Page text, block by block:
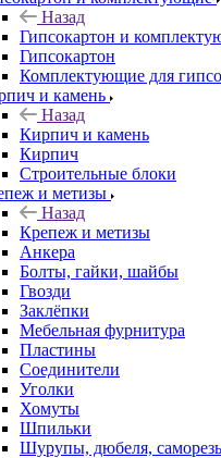
Назад
Гипсокартон и
Гипсокартон
Комплектующие для
и камень
Назад
Кирпич и камень
Кирпич
Строительные блоки
и метизы
Назад
Крепеж и метизы
Анкера
Болты, гайки, шайбы
Гвозди
Заклёпки
Мебельная фурнитура
Пластины
Соединители
Уголки
Хомуты
Шпильки
Шурупы, дюбеля,